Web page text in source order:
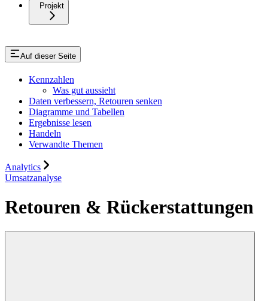
Projekt
Auf dieser Seite
Kennzahlen
Was gut aussieht
Daten verbessern, Retouren senken
Diagramme und Tabellen
Ergebnisse lesen
Handeln
Verwandte Themen
Analytics
Umsatzanalyse
Retouren & Rückerstattungen